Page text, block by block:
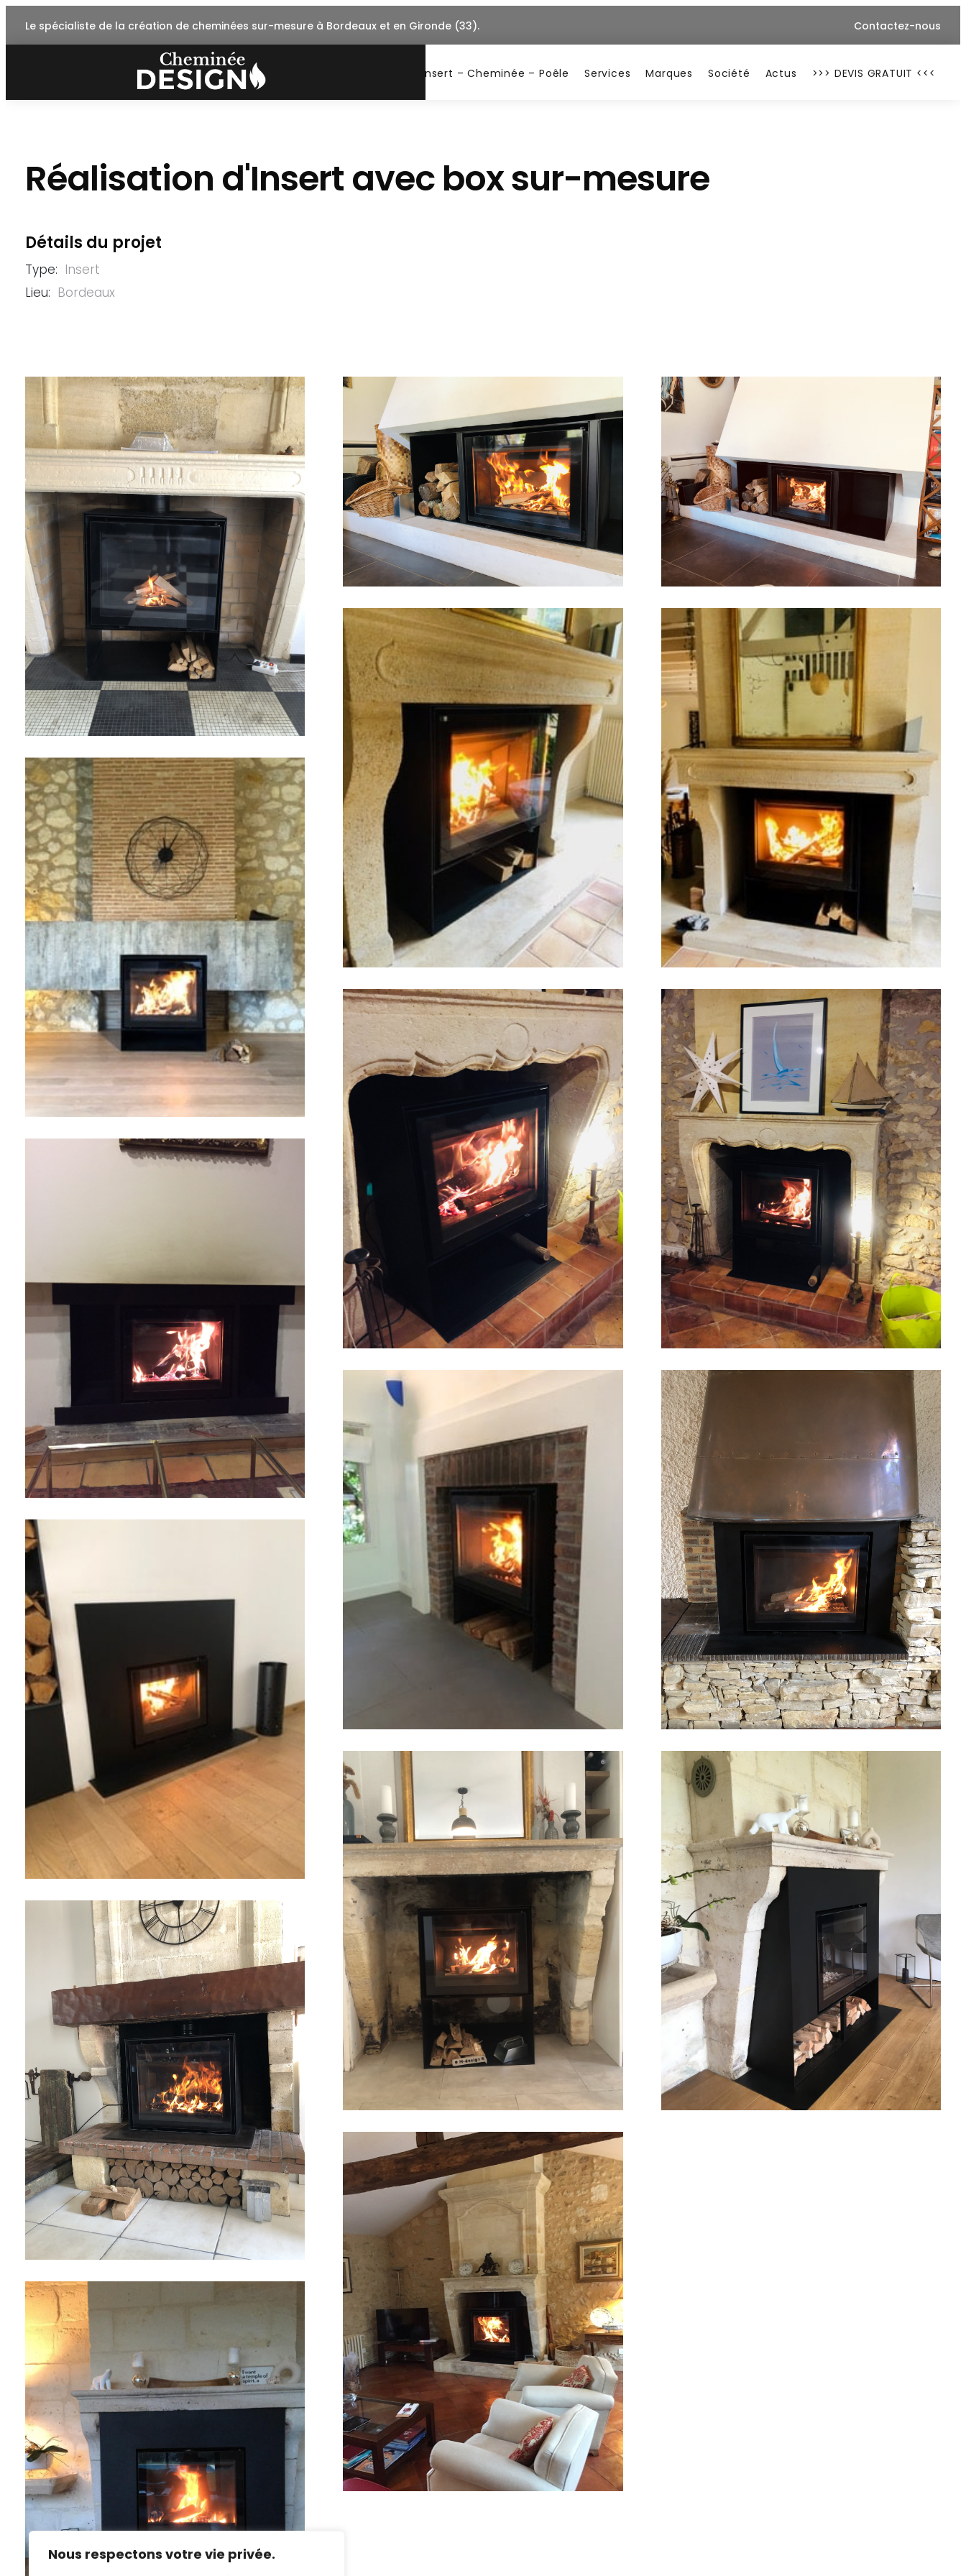
Nous respectons votre vie privée.
Le spécialiste de la création de cheminées sur-mesure à Bordeaux et en Gironde (33). Contactez-nous
Insert – Cheminée – Poêle Services Marques Société Actus >>> DEVIS GRATUIT <<<
Réalisation d'Insert avec box sur-mesure
Détails du projet
Type: Insert
Lieu: Bordeaux